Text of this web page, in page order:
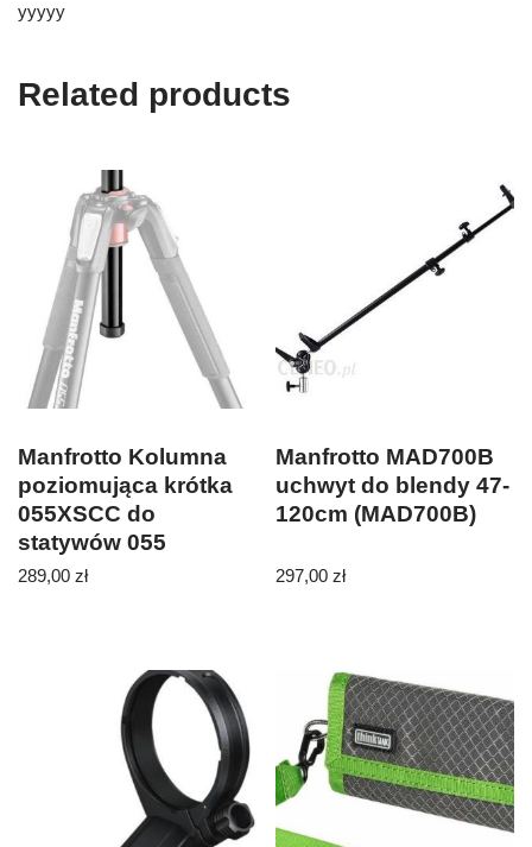
yyyyy
Related products
Manfrotto Kolumna
poziomująca krótka
055XSCC do
statywów 055
(055XSCC)
289,00 zł
Manfrotto MAD700B
uchwyt do blendy 47-
120cm (MAD700B)
297,00zł